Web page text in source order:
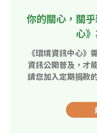
你的關心，關
心
《環境資訊中心》
資訊公開普及，才
請您加入定期捐款